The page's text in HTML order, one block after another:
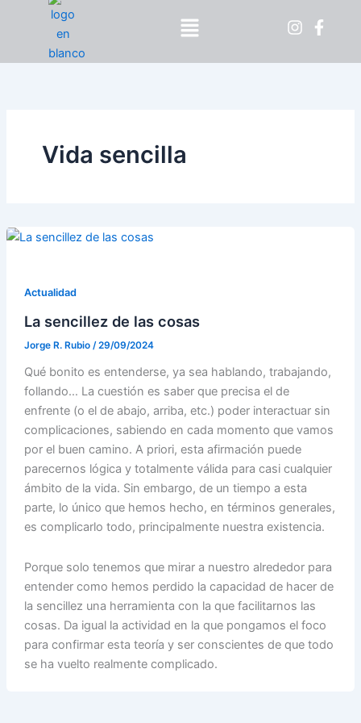
contenido
Menú
Vida sencilla
Actualidad
La sencillez de las cosas
Jorge R. Rubio /29/09/2024
Qué bonito es entenderse, ya sea hablando, trabajando,
follando… La cuestión es saber que precisa el de
enfrente (o el de abajo, arriba, etc.) poder interactuar sin
complicaciones, sabiendo en cada momento que vamos
por el buen camino. A priori, esta afirmación puede
parecernos lógica y totalmente válida para casi cualquier
ámbito de la vida. Sin embargo, de un tiempo a esta
parte, lo único que hemos hecho, en términos generales,
es complicarlo todo, principalmente nuestra existencia.
Porque solo tenemos que mirar a nuestro alrededor para
entender como hemos perdido la capacidad de hacer de
la sencillez una herramienta con la que facilitarnos las
cosas. Da igual la actividad en la que pongamos el foco
para confirmar esta teoría y ser conscientes de que todo
se ha vuelto realmente complicado.